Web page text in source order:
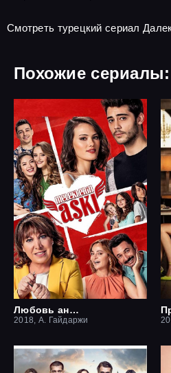
Смотреть турецкий сериал
Похожие сериалы:
Любовь ангелов
2018, А. Гайдаржи